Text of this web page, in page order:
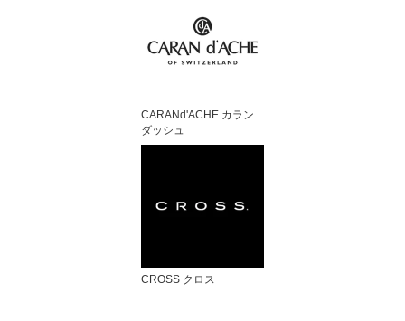
CARANd'ACHE カラン
ダッシュ
CROSS クロス